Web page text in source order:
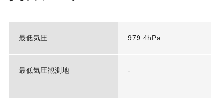
最低気圧 979.4hPa
最低気圧観測地 -